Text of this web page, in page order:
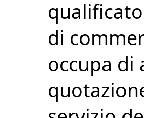
di
occupa di